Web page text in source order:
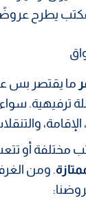
يطرح
ما يقتصر بس
سواء
مختلفة
. ومن